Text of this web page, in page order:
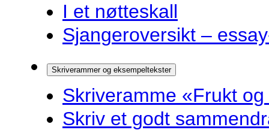
I et nøtteskall
Sjangeroversikt –
Skriverammer og eksempeltekster
Skriveramme «Frukt
Skriv et godt